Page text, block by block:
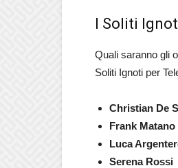
I Soliti
Quali saranno gli
Soliti Ignoti per
Christian De
Frank Matano
Luca
Serena Rossi